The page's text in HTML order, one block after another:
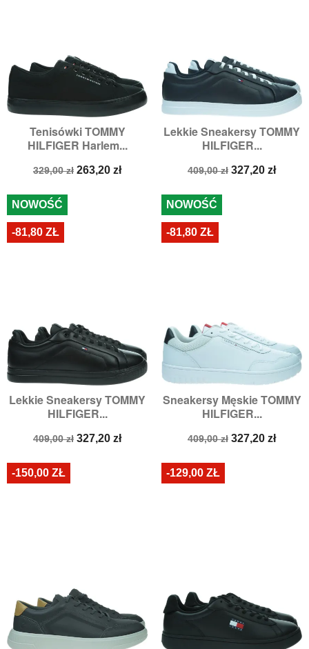
Tenisówki TOMMY
HILFIGER Harlem...
Cena
329,00 zł Cena
263,20 zł
Lekkie Sneakersy TOMMY
HILFIGER...
Cena
409,00 zł Cena
327,20 zł
Lekkie Sneakersy TOMMY
HILFIGER...
Cena
409,00 zł Cena
327,20 zł
NOWOŚĆ
-81,80 ZŁ
Sneakersy Męskie TOMMY
HILFIGER...
Cena
409,00 zł Cena
327,20 zł
NOWOŚĆ
-81,80 ZŁ
-150,00 ZŁ -129,00 ZŁ